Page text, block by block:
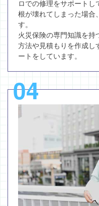
ロでの修理をサポート
根が壊れてしまった場合
す。
火災保険の専門知識を
方法や見積もりを作成し
ートをしています。
04